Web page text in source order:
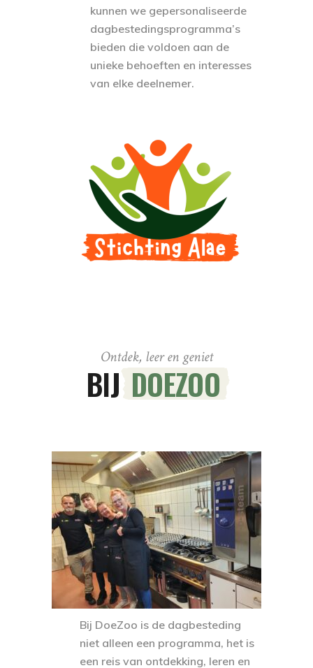
kunnen we gepersonaliseerde
dagbestedingsprogramma’s
bieden die voldoen aan de
unieke behoeften en interesses
van elke deelnemer.
Ontdek, leer en geniet
BIJDOEZOO
Bij DoeZoo is de dagbesteding
niet alleen een programma, het is
een reis van ontdekking, leren en